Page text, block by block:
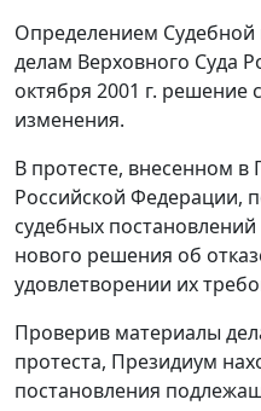
Определением Судебной
делам Верховного Суда
октября 2001 г. решение
изменения.
В протесте, внесенном в
Российской Федерации,
судебных
нового решения об
удовлетворении их
Проверив материалы
протеста, Президиум
постановления